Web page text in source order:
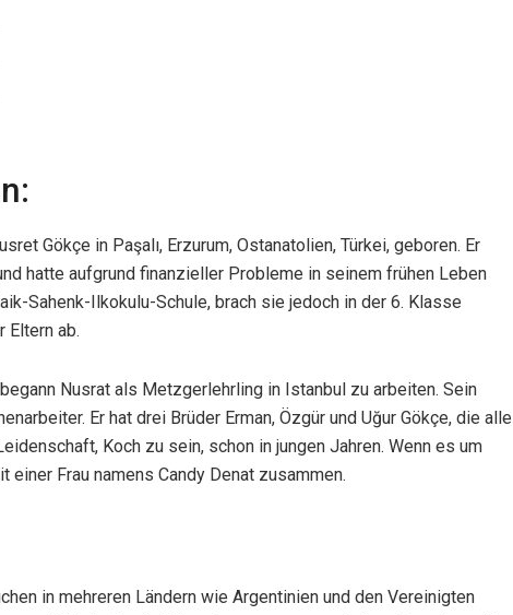
Gökçe in Paşalı, Erzurum, Ostanatolien, Türkei, geboren. Er
hatte aufgrund finanzieller Probleme in seinem frühen Leben
Sahenk-Ilkokulu-Schule, brach sie jedoch in der 6. Klasse
Eltern ab.
Nusrat als Metzgerlehrling in Istanbul zu arbeiten. Sein
Er hat drei Brüder Erman, Özgür und Uğur Gökçe, die alle
Koch zu sein, schon in jungen Jahren. Wenn es um
Frau namens Candy Denat zusammen.
in mehreren Ländern wie Argentinien und den Vereinigten